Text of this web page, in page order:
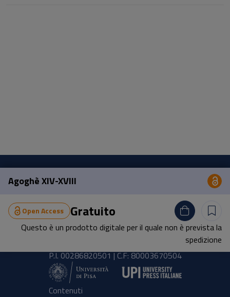
Agoghè XIV-XVIII
Gratuito
Open Access
Questo è un prodotto digitale per il quale non è prevista la
spedizione
Pisa University Press
Lungarno Pacinotti 43/44 56126 Pisa
tel.+39 050 2212056
P.I. 00286820501 | C.F: 80003670504
Contenuti